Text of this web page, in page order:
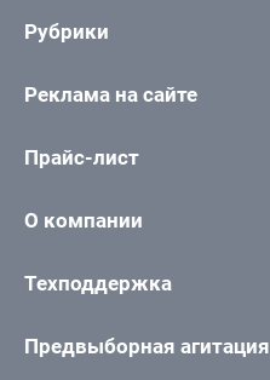
Рубрики
Реклама на сайте
Прайс-лист
О компании
Техподдержка
Предвыборная агитация